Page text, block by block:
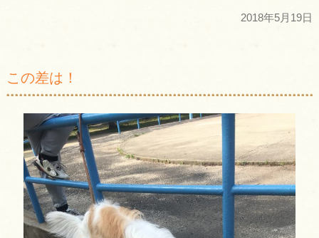
2018年5月19日
この差は！